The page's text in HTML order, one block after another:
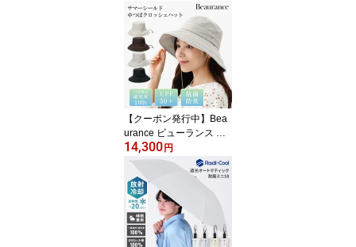
プ 接触冷感 クール ひん
やり 日焼け予防 UVカッ
ト 撥水 メッシュ レイン
ケープ サマーケープ ひ
よけカバー ブランケット
おんぶ紐 ベビーカー 授
乳ケープ 【メール便送料
無料】
【クーポン発行中】Bea
urance ビューランス 東
レサマーシールド 中つば
クロッシェハット 帽子
ハット レディース サイ
ズ調整 遮熱 遮光100％ U
Vカット100% UPF50+
手洗い可 抗菌 防臭 暑さ
対策
14,300 円